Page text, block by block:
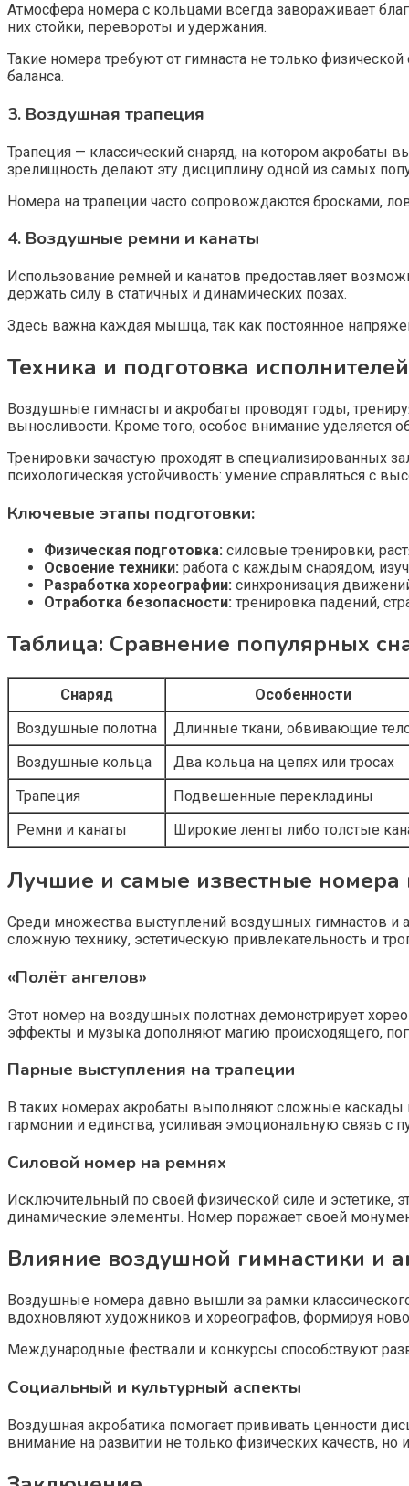
Атмосфера номера с кольцами всегда завораживает
них стойки, перевороты и удержания.
Такие номера требуют от гимнаста не только
баланса.
3. Воздушная трапеция
Трапеция — классический снаряд, на котором акробаты
зрелищность делают эту дисциплину одной из самых
Номера на трапеции часто сопровождаются бросками,
4. Воздушные ремни и канаты
Использование ремней и канатов предоставляет
держать силу в статичных и динамических позах.
Здесь важна каждая мышца, так как постоянное
Техника и подготовка исполнителей
Воздушные гимнасты и акробаты проводят годы,
выносливости. Кроме того, особое внимание уделяется
Тренировки зачастую проходят в специализированных
психологическая устойчивость: умение справляться с
Ключевые этапы подготовки:
Физическая подготовка: силовые тренировки,
Освоение техники: работа с каждым снарядом,
Разработка хореографии: синхронизация
Отработка безопасности: тренировка падений,
Таблица: Сравнение популярных
Снаряд
Особенности
Воздушные полотна
Длинные ткани, обвивающие
Воздушные кольца
Два кольца на цепях или тросах
Трапеция
Подвешенные перекладины
Ремни и канаты
Широкие ленты либо толстые
Лучшие и самые известные номера
Среди множества выступлений воздушных гимнастов и
сложную технику, эстетическую привлекательность и
«Полёт ангелов»
Этот номер на воздушных полотнах демонстрирует
эффекты и музыка дополняют магию происходящего,
Парные выступления на трапеции
В таких номерах акробаты выполняют сложные
гармонии и единства, усиливая эмоциональную связь с
Силовой номер на ремнях
Исключительный по своей физической силе и эстетике,
динамические элементы. Номер поражает своей
Влияние воздушной гимнастики и
Воздушные номера давно вышли за рамки
вдохновляют художников и хореографов, формируя
Международные фествали и конкурсы способствуют
Социальный и культурный аспекты
Воздушная акробатика помогает прививать ценности
внимание на развитии не только физических качеств, но